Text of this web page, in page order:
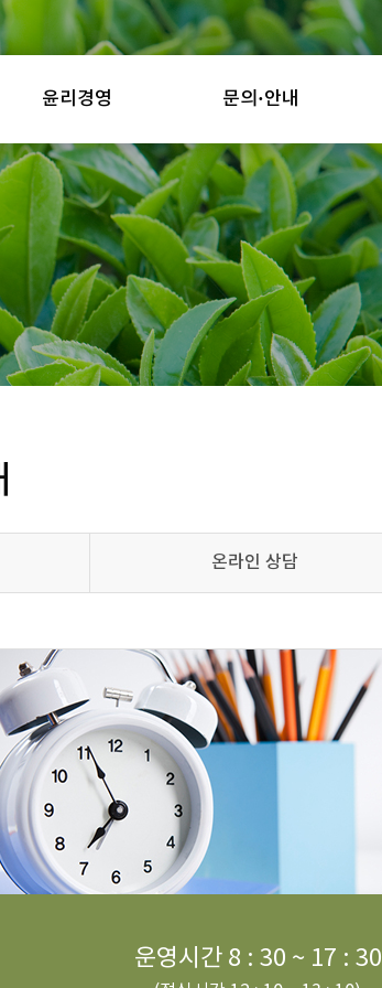
윤리경영 문의·안내
온라인 상담
운영시간 8 : 30 ~ 17 : 30